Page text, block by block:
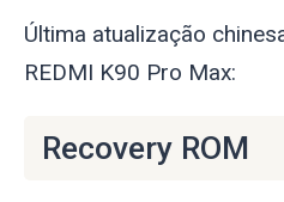
Última atualização
REDMI K90 Pro Max:
Recovery ROM